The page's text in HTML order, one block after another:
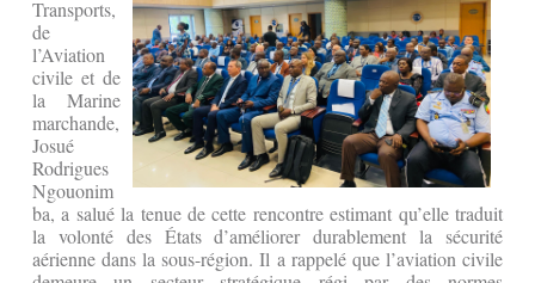
Transports,
de
l’Aviation
civile et de
la Marine
marchande,
Josué
Rodrigues
Ngouonim
ba, a salué la tenue de cette rencontre estimant qu’elle traduit
la volonté des États d’améliorer durablement la sécurité
aérienne dans la sous-région. Il a rappelé que l’aviation civile